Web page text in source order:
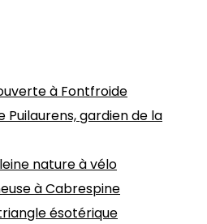
à Fontfroide
Puilaurens, gardien de la
nature à vélo
à Cabrespine
ésotérique